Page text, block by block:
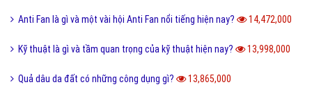
Anti Fan là gì và một vài hội Anti Fan nổi tiếng hiện nay? 14,472,000
Kỹ thuật là gì và tầm quan trọng của kỹ thuật hiện nay? 13,998,000
Quả dâu da đất có những công dụng gì? 13,865,000